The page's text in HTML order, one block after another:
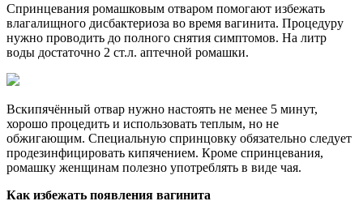
Спринцевания ромашковым отваром помогают избежать
влагалищного дисбактериоза во время вагинита. Процедуру
нужно проводить до полного снятия симптомов. На литр
воды достаточно 2 ст.л. аптечной ромашки.
Вскипячённый отвар нужно настоять не менее 5 минут,
хорошо процедить и использовать теплым, но не
обжигающим. Специальную спринцовку обязательно следует
продезинфицировать кипячением. Кроме спринцевания,
ромашку женщинам полезно употреблять в виде чая.
Как избежать появления вагинита